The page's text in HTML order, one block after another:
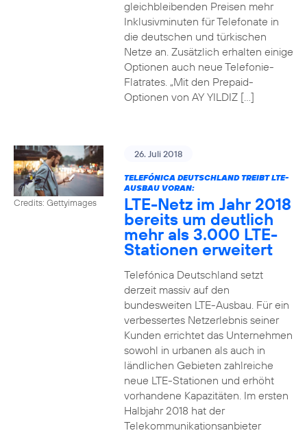
gleichbleibenden Preisen mehr
Inklusivminuten für Telefonate in
die deutschen und türkischen
Netze an. Zusätzlich erhalten einige
Optionen auch neue Telefonie-
Flatrates. „Mit den Prepaid-
Optionen von AY YILDIZ […]
Credits: Gettyimages
26. Juli 2018
TELEFÓNICA DEUTSCHLAND TREIBT LTE-
AUSBAU VORAN:
LTE-Netz im Jahr 2018
bereits um deutlich
mehr als 3.000 LTE-
Stationen erweitert
Telefónica Deutschland setzt
derzeit massiv auf den
bundesweiten LTE-Ausbau. Für ein
verbessertes Netzerlebnis seiner
Kunden errichtet das Unternehmen
sowohl in urbanen als auch in
ländlichen Gebieten zahlreiche
neue LTE-Stationen und erhöht
vorhandene Kapazitäten. Im ersten
Halbjahr 2018 hat der
Telekommunikationsanbieter